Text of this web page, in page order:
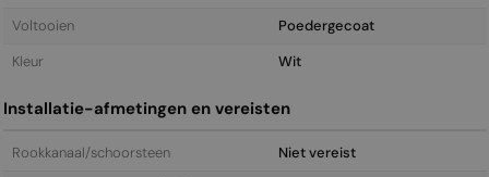
Voltooien
Poedergecoat
Kleur
Wit
Installatie-afmetingen en vereisten
Rookkanaal/schoorsteen
Niet vereist